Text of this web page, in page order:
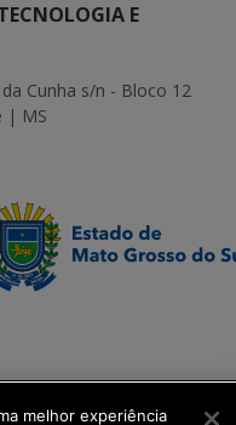
E
Cunha s/n - Bloco 12
| MS
melhor experiência